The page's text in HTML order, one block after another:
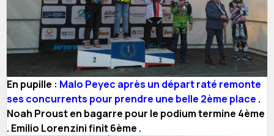
En pupille : Malo Peyec après un départ raté remonte
ses concurrents pour prendre une belle 2ème place .
Noah Proust en bagarre pour le podium termine 4ème
. Emilio Lorenzini finit 6ème .